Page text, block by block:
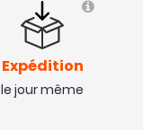
Expédition
le jour même